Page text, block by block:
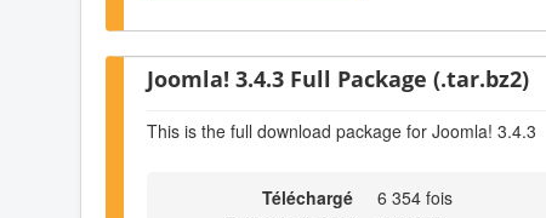
Joomla! 3.4.3 Full Package (.tar.bz2)
This is the full download package for Joomla! 3.4.3
Téléchargé
6 354 fois